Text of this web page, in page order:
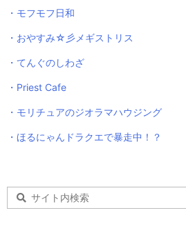
・モフモフ日和
・おやすみ☆彡メギストリス
・てんぐのしわざ
・Priest Cafe
・モリチュアのジオラマハウジング
・ほるにゃんドラクエで暴走中！？